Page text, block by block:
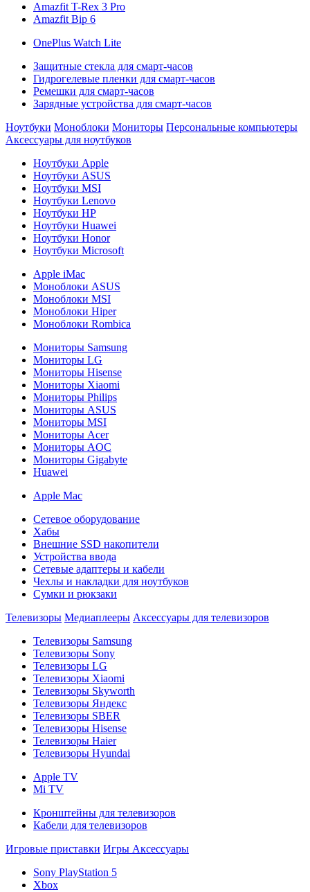
Amazfit T-Rex 3 Pro
Amazfit Bip 6
OnePlus Watch Lite
Защитные стекла для смарт-часов
Гидрогелевые пленки для смарт-часов
Ремешки для смарт-часов
Зарядные устройства для смарт-часов
Ноутбуки Моноблоки Мониторы Персональные компьютеры
Аксессуары для ноутбуков
Ноутбуки Apple
Ноутбуки ASUS
Ноутбуки MSI
Ноутбуки Lenovo
Ноутбуки HP
Ноутбуки Huawei
Ноутбуки Honor
Ноутбуки Microsoft
Apple iMac
Моноблоки ASUS
Моноблоки MSI
Моноблоки Hiper
Моноблоки Rombica
Мониторы Samsung
Мониторы LG
Мониторы Hisense
Мониторы Xiaomi
Мониторы Philips
Мониторы ASUS
Мониторы MSI
Мониторы Acer
Мониторы AOC
Мониторы Gigabyte
Huawei
Apple Mac
Сетевое оборудование
Хабы
Внешние SSD накопители
Устройства ввода
Сетевые адаптеры и кабели
Чехлы и накладки для ноутбуков
Сумки и рюкзаки
Телевизоры Медиаплееры Аксессуары для телевизоров
Телевизоры Samsung
Телевизоры Sony
Телевизоры LG
Телевизоры Xiaomi
Телевизоры Skyworth
Телевизоры Яндекс
Телевизоры SBER
Телевизоры Hisense
Телевизоры Haier
Телевизоры Hyundai
Apple TV
Mi TV
Кронштейны для телевизоров
Кабели для телевизоров
Игровые приставки Игры Аксессуары
Sony PlayStation 5
Xbox